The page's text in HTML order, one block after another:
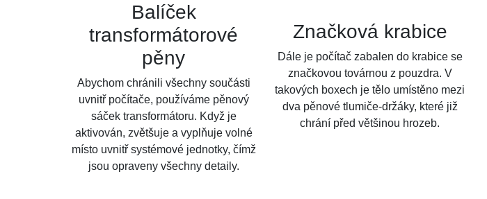
Balíček
transformátorové
pěny
Abychom chránili všechny součásti
uvnitř počítače, používáme pěnový
sáček transformátoru. Když je
aktivován, zvětšuje a vyplňuje volné
místo uvnitř systémové jednotky, čímž
jsou opraveny všechny detaily.
Značková krabice
Dále je počítač zabalen do krabice se
značkovou továrnou z pouzdra. V
takových boxech je tělo umístěno mezi
dva pěnové tlumiče-držáky, které již
chrání před většinou hrozeb.​